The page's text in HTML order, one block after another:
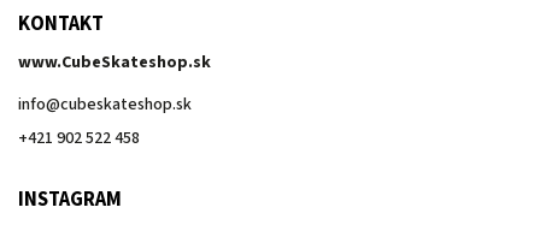
KONTAKT
www.CubeSkateshop.sk
info@cubeskateshop.sk
+421 902 522 458
INSTAGRAM